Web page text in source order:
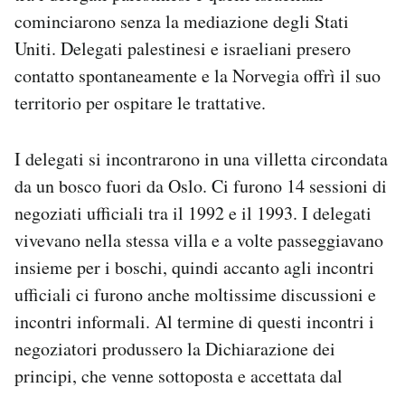
cominciarono senza la mediazione degli Stati
Uniti. Delegati palestinesi e israeliani presero
contatto spontaneamente e la Norvegia offrì il suo
territorio per ospitare le trattative.
I delegati si incontrarono in una villetta circondata
da un bosco fuori da Oslo. Ci furono 14 sessioni di
negoziati ufficiali tra il 1992 e il 1993. I delegati
vivevano nella stessa villa e a volte passeggiavano
insieme per i boschi, quindi accanto agli incontri
ufficiali ci furono anche moltissime discussioni e
incontri informali. Al termine di questi incontri i
negoziatori produssero la Dichiarazione dei
principi, che venne sottoposta e accettata dal